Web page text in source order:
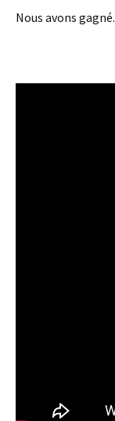
Nous avons gagné.